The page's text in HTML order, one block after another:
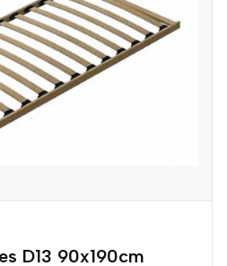
D13 90x190cm